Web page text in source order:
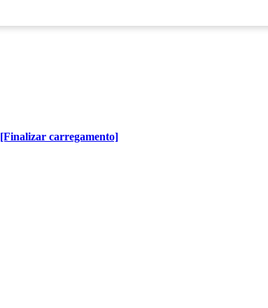
[Finalizar carregamento]